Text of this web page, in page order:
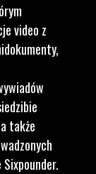
video z
także
Sixpounder.